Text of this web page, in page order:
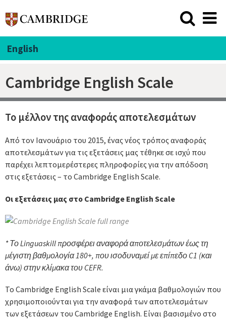
English
Cambridge English Scale
Το μέλλον της αναφοράς αποτελεσμάτων
Από τον Ιανουάριο του 2015, ένας νέος τρόπος αναφοράς
αποτελεσμάτων για τις εξετάσεις μας τέθηκε σε ισχύ που
παρέχει λεπτομερέστερες πληροφορίες για την απόδοση
στις εξετάσεις – το Cambridge English Scale.
Οι εξετάσεις μας στο Cambridge English Scale
* Το Linguaskill προσφέρει αναφορά αποτελεσμάτων έως τη
μέγιστη βαθμολογία 180+, που ισοδυναμεί με επίπεδο C1 (και
άνω) στην κλίμακα του CEFR.
To Cambridge English Scale είναι μια γκάμα βαθμολογιών που
χρησιμοποιούνται για την αναφορά των αποτελεσμάτων
των εξετάσεων του Cambridge English. Είναι βασισμένο στο